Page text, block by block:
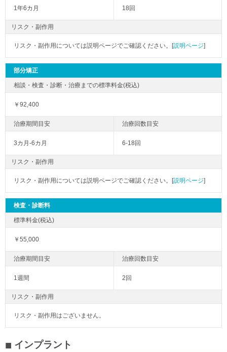
1年6カ月 18回
リスク・副作用
リスク・副作用については説明ページでご確認ください。[説明ページ]
部分矯正
￥92,400
3カ月-6カ月 6-18回
リスク・副作用
リスク・副作用については説明ページでご確認ください。[説明ページ]
検査・診断料
￥55,000
1週間 2回
リスク・副作用
リスク・副作用はございません。
インプラント